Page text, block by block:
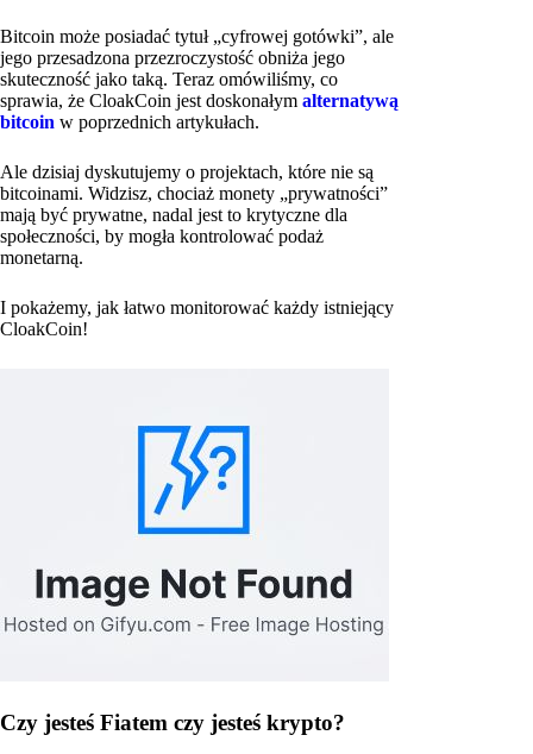
Bitcoin może posiadać tytuł „cyfrowej gotówki”, ale
jego przesadzona przezroczystość obniża jego
skuteczność jako taką. Teraz omówiliśmy, co
sprawia, że CloakCoin jest doskonałym alternatywą
bitcoin w poprzednich artykułach.
Ale dzisiaj dyskutujemy o projektach, które nie są
bitcoinami. Widzisz, chociaż monety „prywatności”
mają być prywatne, nadal jest to krytyczne dla
społeczności, by mogła kontrolować podaż
monetarną.
I pokażemy, jak łatwo monitorować każdy istniejący
CloakCoin!
Czy jesteś Fiatem czy jesteś krypto?